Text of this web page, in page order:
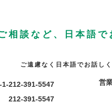
相談など、日本語で
ご遠慮なく日本語でお話しく
1-212-391-5547
212-391-5547
営